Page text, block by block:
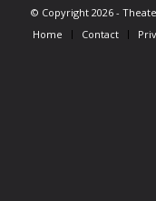
© Copyright 2026 -
Home
Contact